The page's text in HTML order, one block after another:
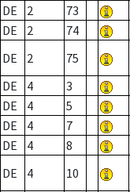
DE
2 73
DE
2 74
DE
2 75
DE
4 3
DE
4 5
DE
4 7
DE
4 8
DE
4 10